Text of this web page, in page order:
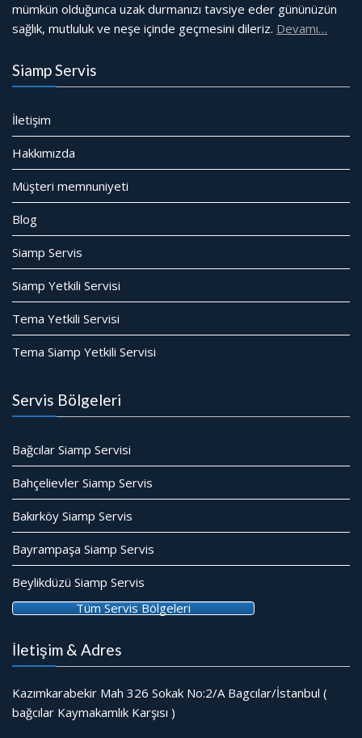
mümkün olduğunca uzak durmanızı tavsiye eder gününüzün
sağlık, mutluluk ve neşe içinde geçmesini dileriz. Devamı…
Siamp Servis
İletişim
Hakkımızda
Müşteri memnuniyeti
Blog
Siamp Servis
Siamp Yetkili Servisi
Tema Yetkili Servisi
Tema Siamp Yetkili Servisi
Servis Bölgeleri
Bağcılar Siamp Servisi
Bahçelievler Siamp Servis
Bakırköy Siamp Servis
Bayrampaşa Siamp Servis
Beylikdüzü Siamp Servis
Tüm Servis Bölgeleri
İletişim & Adres
Kazımkarabekir Mah 326 Sokak No:2/A Bagcılar/İstanbul (
bağcılar Kaymakamlık Karşısı )